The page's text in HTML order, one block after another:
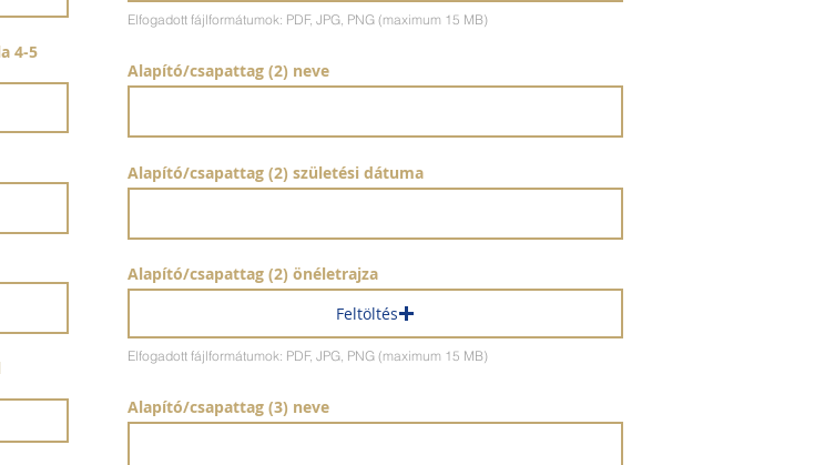
4-5
Elfogadott fájlformátumok: PDF, JPG, PNG (maximum 15 MB)
Alapító/csapattag (2) neve
Alapító/csapattag (2) születési dátuma
Alapító/csapattag (2) önéletrajza
Feltöltés
Elfogadott fájlformátumok: PDF, JPG, PNG (maximum 15 MB)
Alapító/csapattag (3) neve